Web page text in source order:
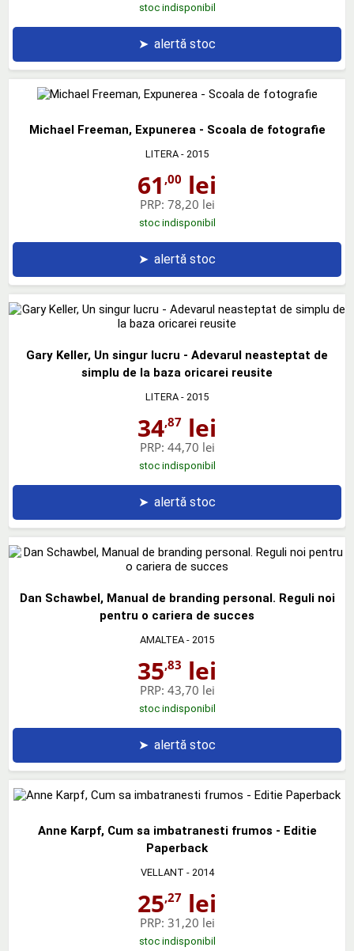
stoc indisponibil
➤ alertă stoc
Michael Freeman, Expunerea - Scoala de fotografie
LITERA - 2015
61 ,00 lei
PRP: 78,20 lei
stoc indisponibil
➤ alertă stoc
Gary Keller, Un singur lucru - Adevarul neasteptat de
simplu de la baza oricarei reusite
LITERA - 2015
34,87 lei
PRP: 44,70 lei
stoc indisponibil
➤ alertă stoc
Dan Schawbel, Manual de branding personal. Reguli noi
pentru o cariera de succes
AMALTEA - 2015
35,83 lei
PRP: 43,70 lei
stoc indisponibil
➤ alertă stoc
Anne Karpf, Cum sa imbatranesti frumos - Editie
Paperback
VELLANT - 2014
25,27 lei
PRP: 31,20 lei
stoc indisponibil